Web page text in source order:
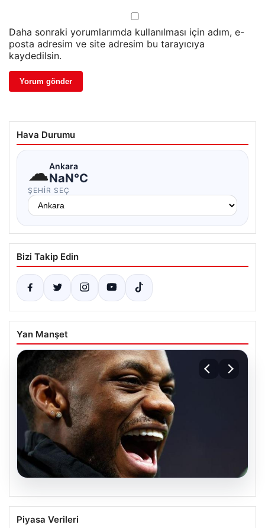
Daha sonraki yorumlarımda kullanılması için adım, e-
posta adresim ve site adresim bu tarayıcıya
kaydedilsin.
Hava Durumu
☁Ankara
NaN°C
ŞEHIR SEÇ
Bizi Takip Edin
Yan Manşet
07.08.2026
Jhon Duran’ın Benfica Formasıyla İlk
Golü Sevinci
Piyasa Verileri